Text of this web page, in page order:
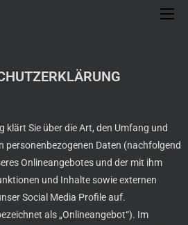
klärt Sie über die Art, den Umfang und
personenbezogenen Daten (nachfolgend
Onlineangebotes und der mit ihm
und Inhalte sowie externen
Social Media Profile auf.
als „Onlineangebot“). Im